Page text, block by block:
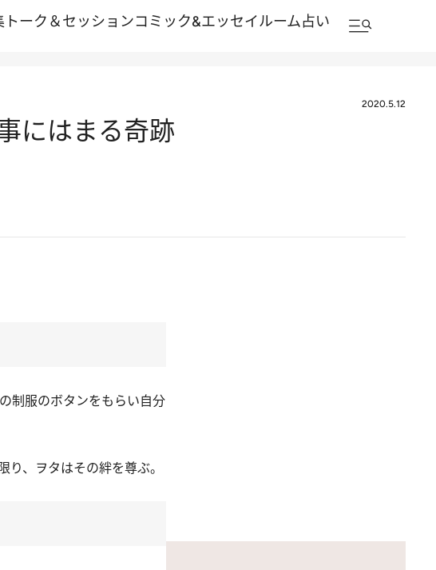
トーク＆セッションコミック&エッセイルーム占い
2020.5.12
にはまる奇跡
制服のボタンをもらい自分
、ヲタはその絆を尊ぶ。